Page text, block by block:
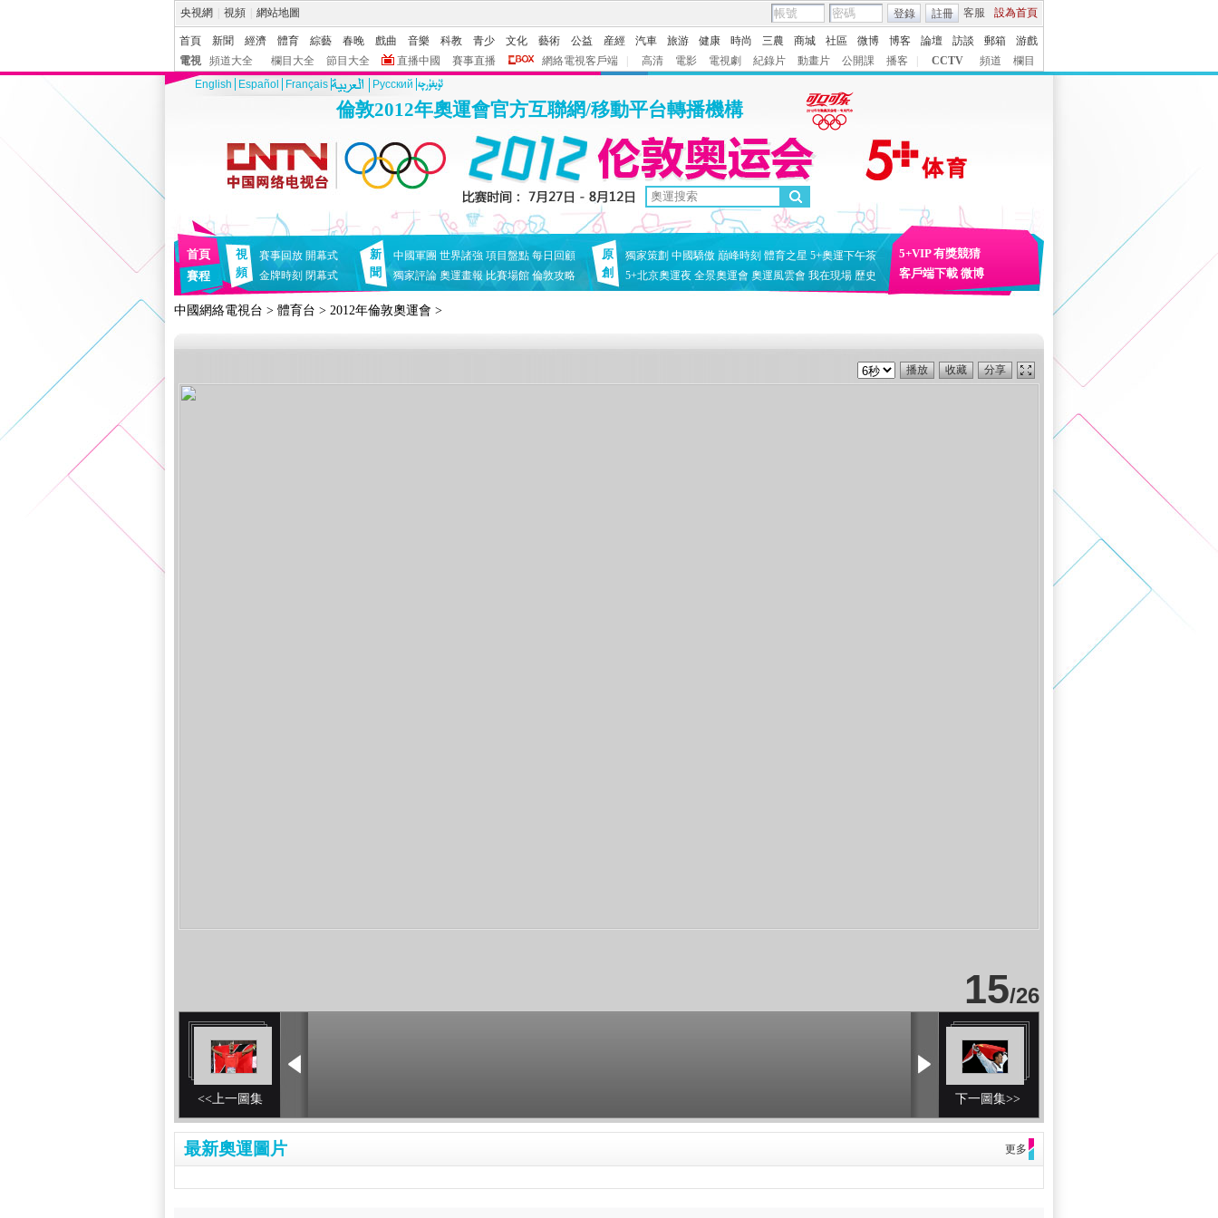
央視網 視頻 網站地圖 客服 設為首頁
登錄 註冊
首頁 新聞 經濟 體育 綜藝 春晚 戲曲 音樂 科教 青少 文化 藝術 公益 産經 汽車 旅游 健康 時尚 三農 商城 社區 微博 博客 論壇 訪談 郵箱
游戲
電視
頻道大全 欄目大全 節目大全 直播中國 賽事直播 網絡電視客戶端 高清 電影 電視劇 紀錄片 動畫片 公開課 播客 CCTV 頻道
欄目
English
Español Français Pусский
倫敦2012年奧運會官方互聯網/移動平台轉播機構
首頁
賽程
視
頻
賽事回放 開幕式
金牌時刻 閉幕式
新
聞
中國軍團 世界諸強 項目盤點 每日回顧
獨家評論 奧運畫報 比賽場館 倫敦攻略
原
創
獨家策劃 中國驕傲 巔峰時刻 體育之星 5+奧運下午茶
5+北京奧運夜 全景奧運會 奧運風雲會 我在現場 歷史
5+VIP 有獎競猜
客戶端下載 微博
中國網絡電視台 > 體育台 > 2012年倫敦奧運會 >
播放 收藏 分享
15/26
<<上一圖集 下一圖集>>
最新奧運圖片 更多